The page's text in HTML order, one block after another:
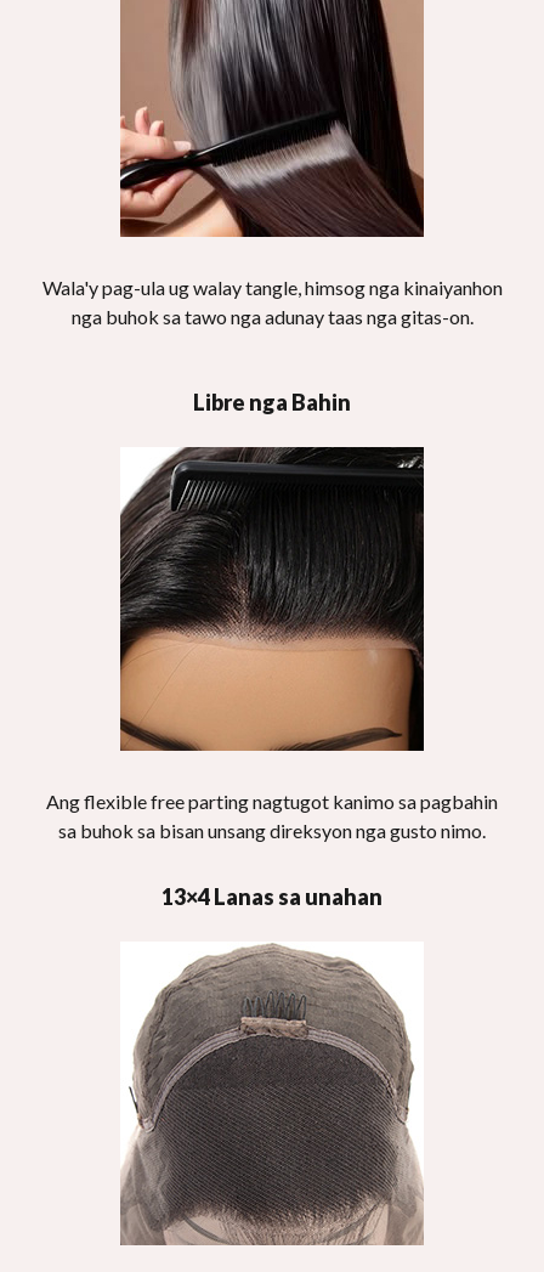
Wala'y pag-ula ug walay tangle, himsog nga kinaiyanhon
nga buhok sa tawo nga adunay taas nga gitas-on.
Libre nga Bahin
Ang flexible free parting nagtugot kanimo sa pagbahin
sa buhok sa bisan unsang direksyon nga gusto nimo.
13×4 Lanas sa unahan